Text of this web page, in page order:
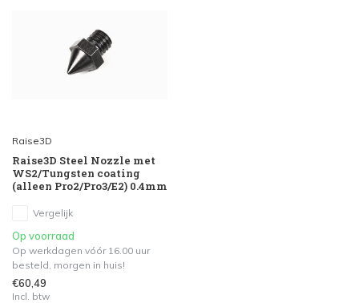
Raise3D
Raise3D Steel Nozzle met
WS2/Tungsten coating
(alleen Pro2/Pro3/E2) 0.4mm
Vergelijk
Op voorraad
Op werkdagen vóór 16.00 uur
besteld, morgen in huis!
€60,49
Incl. btw